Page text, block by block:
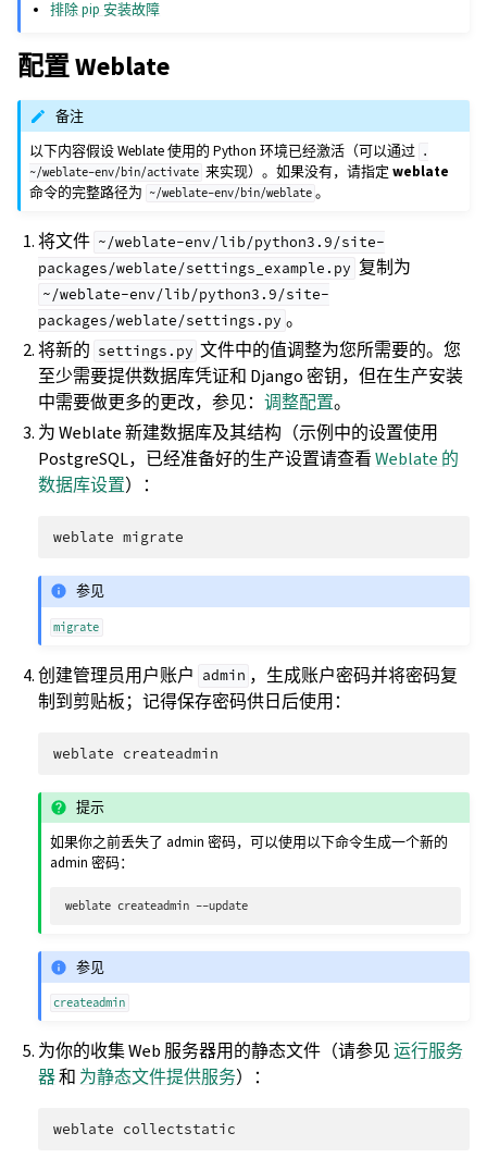
排除 pip 安装故障
配置 Weblate
备注
以下内容假设 Weblate 使用的 Python 环境已经激活（可以通过
.
~/weblate-env/bin/activate 来实现）。如果没有，请指定weblate
命令的完整路径为
~/weblate-env/bin/weblate 。
将文件 ~/weblate-env/lib/python3.9/site-
packages/weblate/settings_example.py 复制为
~/weblate-env/lib/python3.9/site-
packages/weblate/settings.py 。
将新的 settings.py 文件中的值调整为您所需要的。您
至少需要提供数据库凭证和 Django 密钥，但在生产安装
中需要做更多的更改，参见：调整配置。
为 Weblate 新建数据库及其结构（示例中的设置使用
PostgreSQL，已经准备好的生产设置请查看Weblate 的
数据库设置）：
weblate
参见
migrate
创建管理员用户账户 admin ，生成账户密码并将密码复
制到剪贴板；记得保存密码供日后使用：
weblate
提示
如果你之前丢失了 admin 密码，可以使用以下命令生成一个新的
admin 密码：
weblate createadmin
参见
createadmin
为你的收集 Web 服务器用的静态文件（请参见运行服务
器和 为静态文件提供服务）：
weblate